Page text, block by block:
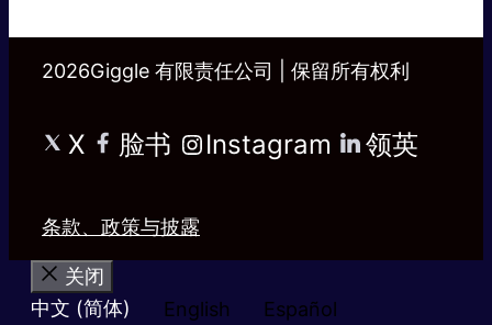
2026Giggle 有限责任公司 | 保留所有权利
X 脸书 Instagram 领英
条款、政策与披露
关闭
中文 (简体)
English
Español